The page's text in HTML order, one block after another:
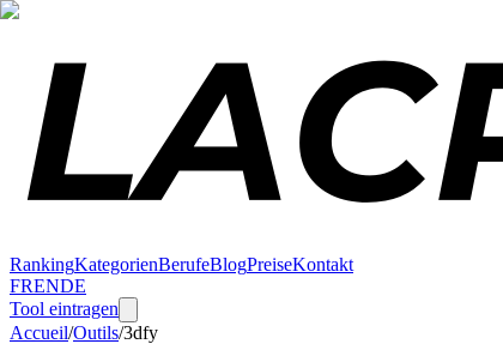
RankingKategorienBerufeBlogPreiseKontakt
FRENDE
Tool eintragen
Accueil/Outils/3dfy